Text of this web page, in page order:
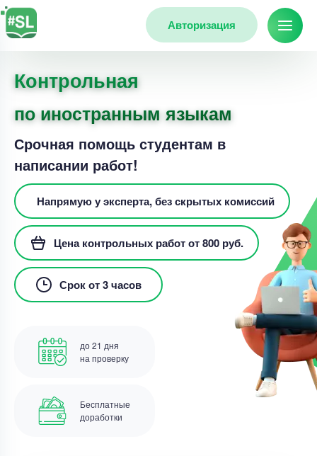
Авторизация
Контрольная
по иностранным языкам
Срочная помощь студентам в
написании работ!
Напрямую у эксперта, без скрытых комиссий
Цена контрольных работ от 800 руб.
Срок от 3 часов
до 21 дня
на проверку
Бесплатные
доработки